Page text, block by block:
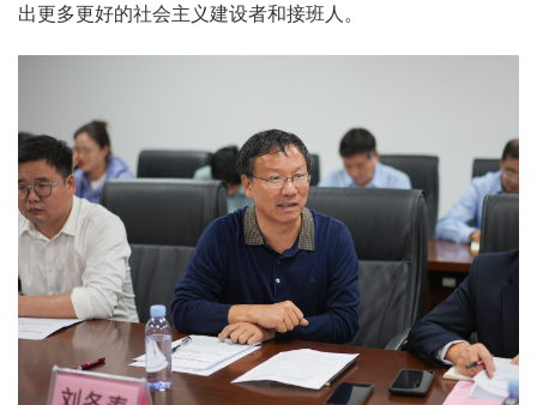
出更多更好的社会主义建设者和接班人。